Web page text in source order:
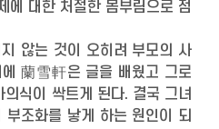
에 대한 처절한 몸부림으로 점
않는 것이 오히려 부모의 사
蘭雪軒은 글을 배웠고 그로
식이 싹트게 된다. 결국 그녀
부조화를 낳게 하는 원인이 되